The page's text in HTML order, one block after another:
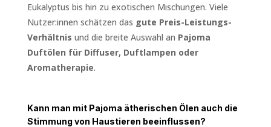
Eukalyptus bis hin zu exotischen Mischungen. Viele
Nutzer:innen schätzen das gute Preis-Leistungs-
Verhältnis und die breite Auswahl an Pajoma
Duftölen für Diffuser, Duftlampen oder
Aromatherapie.
Kann man mit Pajoma ätherischen Ölen auch die
Stimmung von Haustieren beeinflussen?